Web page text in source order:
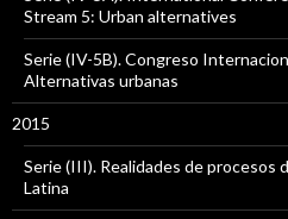
Stream 5: Urban alternatives
Serie (IV-5B). Congreso
Alternativas urbanas
2015
Serie (III). Realidades de procesos
Latina